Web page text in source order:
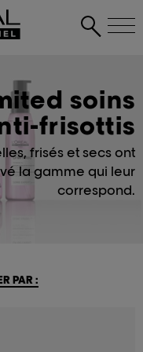
soins
frisottis
frisés et secs ont
la gamme qui leur
correspond.
PAR :